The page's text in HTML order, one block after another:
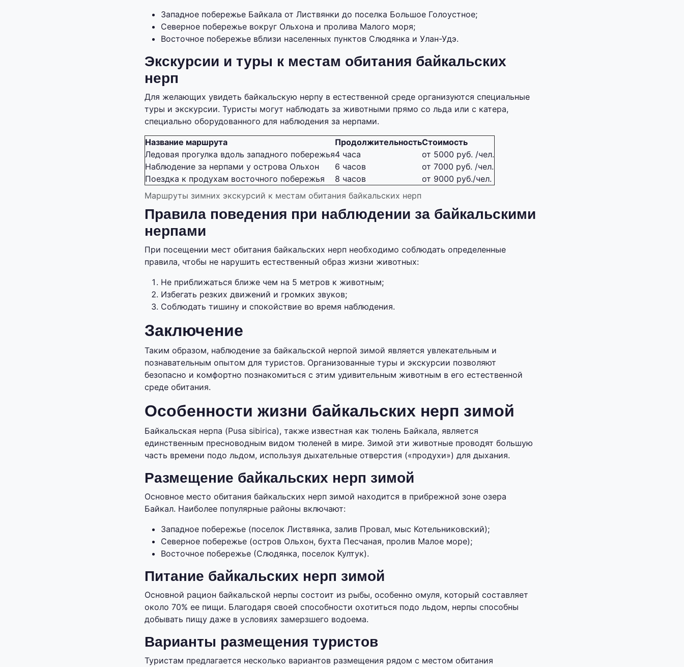
Западное побережье Байкала от Листвянки до поселка Большое Голоустное;
Северное побережье вокруг Ольхона и пролива Малого моря;
Восточное побережье вблизи населенных пунктов Слюдянка и Улан-Удэ.
Экскурсии и туры к местам обитания байкальских
нерп
Для желающих увидеть байкальскую нерпу в естественной среде организуются специальные
туры и экскурсии. Туристы могут наблюдать за животными прямо со льда или с катера,
специально оборудованного для наблюдения за нерпами.
Маршруты зимних экскурсий к местам обитания байкальских нерп
Название маршрута ПродолжительностьСтоимость
Ледовая прогулка вдоль западного побережья4 часа
от 5000 руб. /чел.
Наблюдение за нерпами у острова Ольхон
6 часов
от 7000 руб. /чел.
Поездка к продухам восточного побережья
8 часов от 9000 руб./чел.
Правила поведения при наблюдении за байкальскими
нерпами
При посещении мест обитания байкальских нерп необходимо соблюдать определенные
правила, чтобы не нарушить естественный образ жизни животных:
Не приближаться ближе чем на 5 метров к животным;
Избегать резких движений и громких звуков;
Соблюдать тишину и спокойствие во время наблюдения.
Заключение
Таким образом, наблюдение за байкальской нерпой зимой является увлекательным и
познавательным опытом для туристов. Организованные туры и экскурсии позволяют
безопасно и комфортно познакомиться с этим удивительным животным в его естественной
среде обитания.
Особенности жизни байкальских нерп зимой
Байкальская нерпа (Pusa sibirica), также известная как тюлень Байкала, является
единственным пресноводным видом тюленей в мире. Зимой эти животные проводят большую
часть времени подо льдом, используя дыхательные отверстия («продухи») для дыхания.
Размещение байкальских нерп зимой
Основное место обитания байкальских нерп зимой находится в прибрежной зоне озера
Байкал. Наиболее популярные районы включают:
Западное побережье (поселок Листвянка, залив Провал, мыс Котельниковский);
Северное побережье (остров Ольхон, бухта Песчаная, пролив Малое море);
Восточное побережье (Слюдянка, поселок Култук).
Питание байкальских нерп зимой
Основной рацион байкальской нерпы состоит из рыбы, особенно омуля, который составляет
около 70% ее пищи. Благодаря своей способности охотиться подо льдом, нерпы способны
добывать пищу даже в условиях замерзшего водоема.
Варианты размещения туристов
Туристам предлагается несколько вариантов размещения рядом с местом обитания